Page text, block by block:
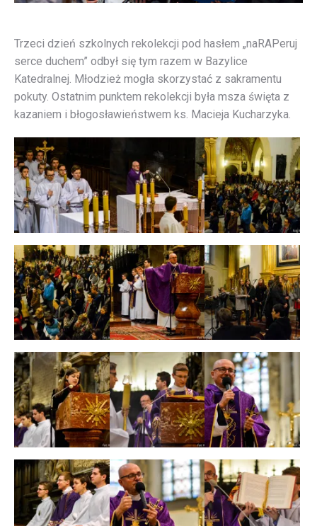
Trzeci dzień szkolnych rekolekcji pod hasłem „naRAPeruj
serce duchem” odbył się tym razem w Bazylice
Katedralnej. Młodzież mogła skorzystać z sakramentu
pokuty. Ostatnim punktem rekolekcji była msza święta z
kazaniem i błogosławieństwem ks. Macieja Kucharzyka.